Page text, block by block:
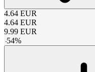
4.64 EUR
4.64 EUR
9.99 EUR
-54%